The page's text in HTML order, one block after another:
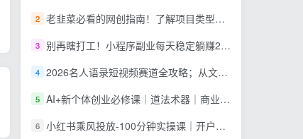
2 老韭菜必看的网创指南！了解项目类型，才能找到好的项目，才能拿到想要的结果
3 别再瞎打工！小程序副业每天稳定躺赚200+
4 2026名人语录短视频赛道全攻略；从文案撰写到声音克隆部署，系统掌握涨粉变现双赢制作技术
5 AI+新个体创业必修课｜道法术器｜商业逻辑·小红书流量·AI智能体｜低成本打造个人变现小生意全套教学
6 小红书乘风投放-100分钟实操课｜开户返点·标准投搭建·莱卡定向，新店建模撬动笔记自然流量全套教学